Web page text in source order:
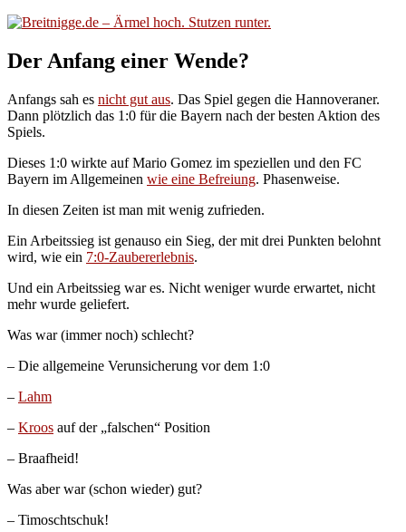
Der Anfang einer Wende?
Anfangs sah es nicht gut aus. Das Spiel gegen die Hannoveraner.
Dann plötzlich das 1:0 für die Bayern nach der besten Aktion des
Spiels.
Dieses 1:0 wirkte auf Mario Gomez im speziellen und den FC
Bayern im Allgemeinen wie eine Befreiung. Phasenweise.
In diesen Zeiten ist man mit wenig zufrieden.
Ein Arbeitssieg ist genauso ein Sieg, der mit drei Punkten belohnt
wird, wie ein 7:0-Zaubererlebnis.
Und ein Arbeitssieg war es. Nicht weniger wurde erwartet, nicht
mehr wurde geliefert.
Was war (immer noch) schlecht?
– Die allgemeine Verunsicherung vor dem 1:0
– Lahm
– Kroos auf der „falschen“ Position
– Braafheid!
Was aber war (schon wieder) gut?
– Timoschtschuk!